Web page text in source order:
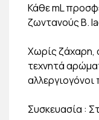
Κάθε mL
ζωντανούς B.
Χωρίς ζάχαρη,
τεχνητά
Συσκευασία :